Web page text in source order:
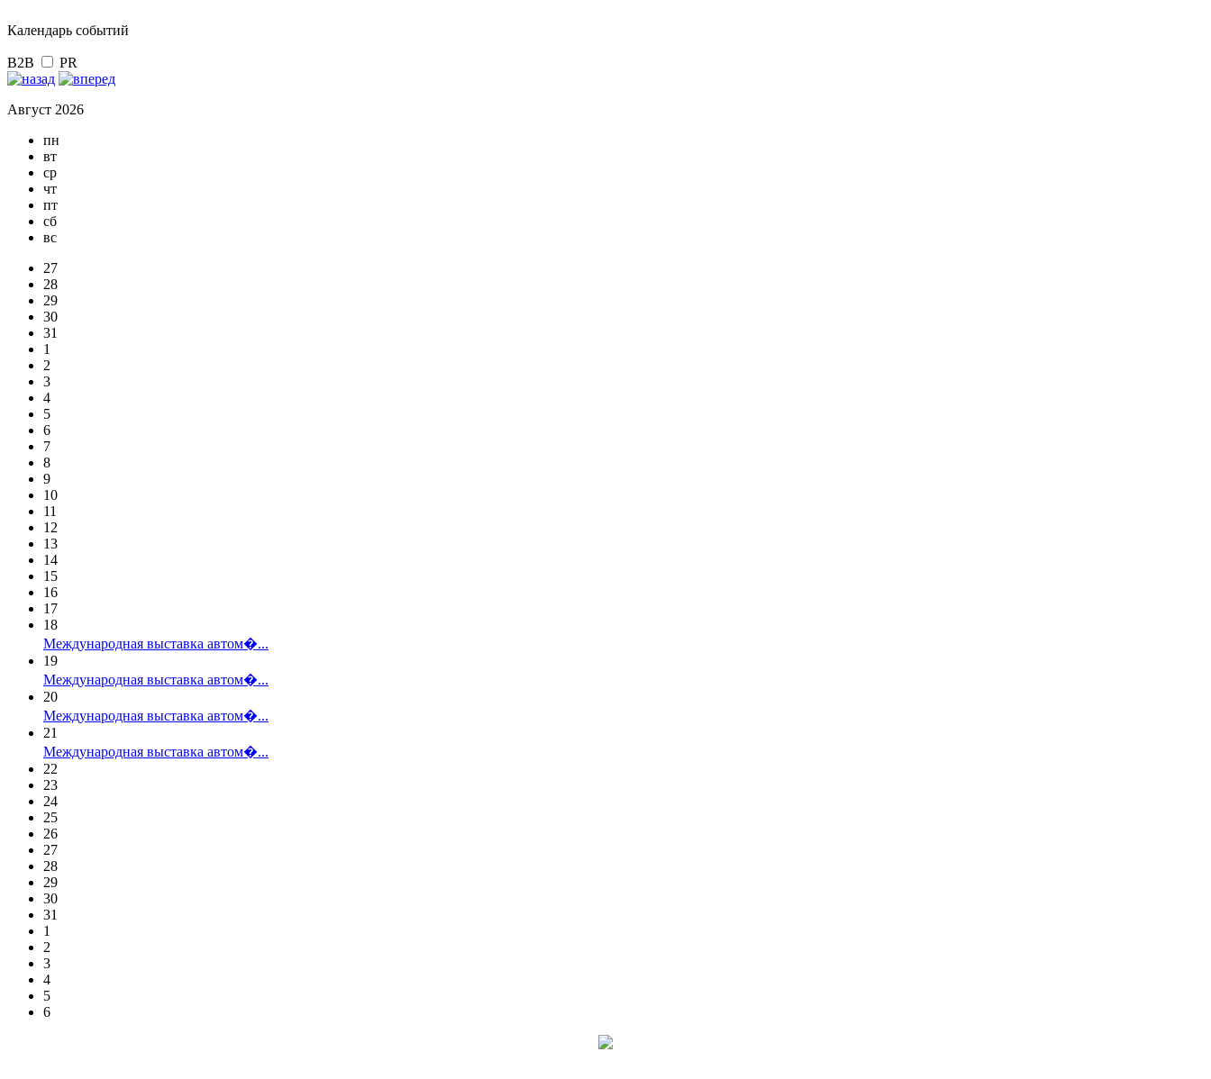
Календарь событий
B2B PR
Август 2026
пн
вт
ср
чт
пт
сб
вс
27
28
29
30
31
1
2
3
4
5
6
7
8
9
10
11
12
13
14
15
16
17
18
Международная выставка автом�...
19
Международная выставка автом�...
20
Международная выставка автом�...
21
Международная выставка автом�...
22
23
24
25
26
27
28
29
30
31
1
2
3
4
5
6